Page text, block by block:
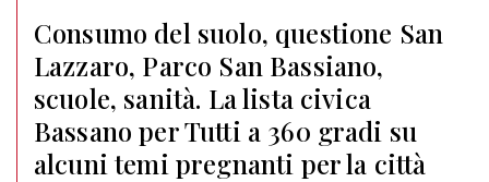
Consumo del suolo, questione San
Lazzaro, Parco San Bassiano,
scuole, sanità. La lista civica
Bassano per Tutti a 360 gradi su
alcuni temi pregnanti per la città